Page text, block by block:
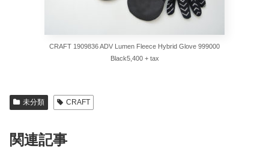
CRAFT 1909836 ADV Lumen Fleece Hybrid Glove 999000
Black5,400 + tax
未分類 CRAFT
関連記事